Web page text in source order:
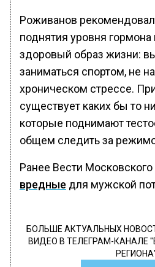
Роживанов
поднятия уровня
здоровый образ жизни:
заниматься спортом, не
хроническом стрессе.
существует каких бы то
которые поднимают
общем следить за
Ранее Вести
вредные для мужской
БОЛЬШЕ АКТУАЛЬНЫХ
ВИДЕО В ТЕЛЕГРАМ-КАНАЛЕ